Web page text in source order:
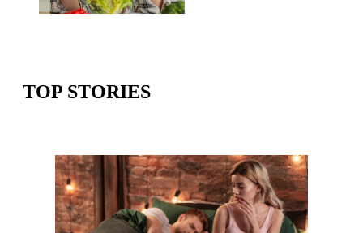
TOP STORIES